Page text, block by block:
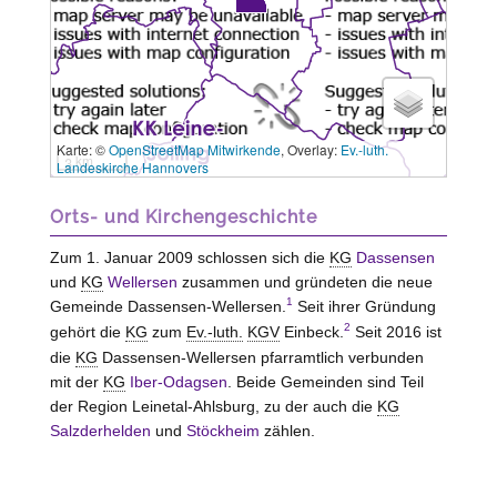
3 km
Karte: ©OpenStreetMap Mitwirkende, Overlay: Ev.-luth.
Landeskirche Hannovers
Orts- und Kirchengeschichte
Zum 1. Januar 2009 schlossen sich die KG Dassensen
und KG Wellersen zusammen und gründeten die neue
Gemeinde Dassensen-Wellersen 1 Seit ihrer Gründung
gehört die KG zum Ev.-luth. KGVEinbeck. 2 Seit 2016 ist
die KG Dassensen-Wellersen pfarramtlich verbunden
mit der KG Iber-Odagsen . Beide Gemeinden sind Teil
der Region Leinetal-Ahlsburg, zu der auch die KG
Salzderhelden und Stöckheim zählen.